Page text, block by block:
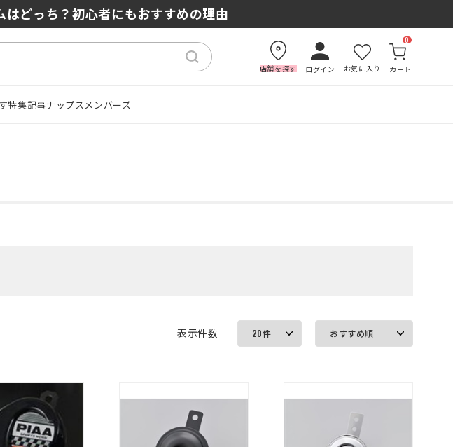
はどっち？初心者にもおすすめの理由
店舗を探す ログイン お気に入り カート
0
特集記事ナップスメンバーズ
表示件数